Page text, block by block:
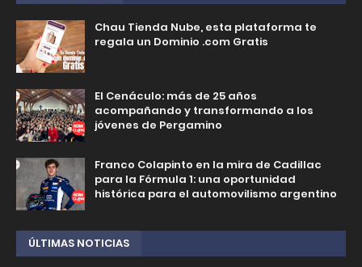
Chau Tienda Nube, esta plataforma te
regala un Dominio .com Gratis
El Cenáculo: más de 25 años
acompañando y transformando a los
jóvenes de Pergamino
Franco Colapinto en la mira de Cadillac
para la Fórmula 1: una oportunidad
histórica para el automovilismo argentino
ÚLTIMAS NOTICIAS